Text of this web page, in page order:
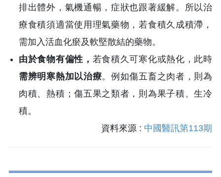
排出體外，氣機通暢，症狀也跟著緩解。所以治
療食積須適當使用理氣藥物，若食積久成積滯，
需加入活血化瘀及軟堅散結的藥物。
由於食物有偏性， 若食積久可寒化或熱化，此時
需辨明寒熱加以治療。例如傷五畜之肉者，則為
肉積、熱積；傷五果之類者，則為果子積、生冷
積。
資料來源 : 中國醫訊第113期